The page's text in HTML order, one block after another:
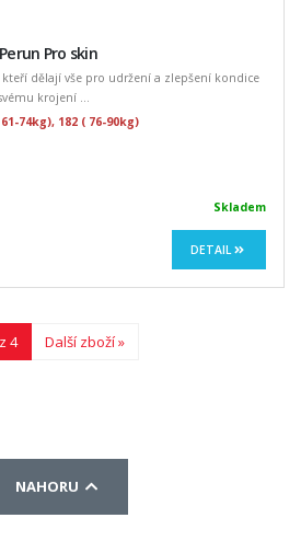
Pro skin
kteří dělají vše pro udržení a zlepšení kondice
krojení ...
74kg), 182 ( 76-90kg)
Skladem
DETAIL
4 Další zboží »
NAHORU